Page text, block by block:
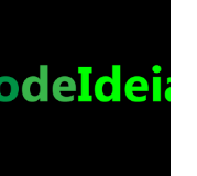
religiosos, o que em
por questões
da
Jesus prefere ver-